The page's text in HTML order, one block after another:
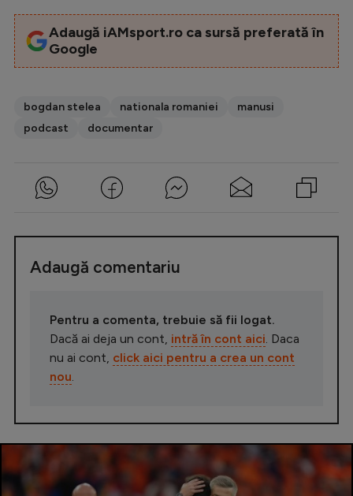
Adaugă iAMsport.ro ca sursă preferată în
Google
bogdan stelea nationala romaniei
manusi
podcast
documentar
Adaugă comentariu
Pentru a comenta, trebuie să fii logat.
Dacă ai deja un cont, intră în cont aici . Daca
nu ai cont, click aici pentru a crea un cont
nou